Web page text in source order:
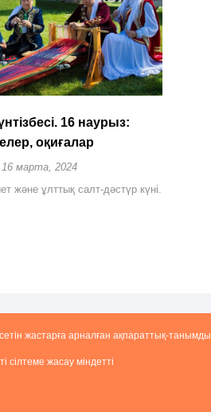
16 наурыз:
оқиғалар
16 марта, 2024
және ұлттық салт-дәстүр күні.
жастарға арналған ақпараттық-
жасау міндетті